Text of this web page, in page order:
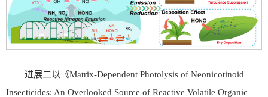
进展二以《Matrix-Dependent Photolysis of Neonicotinoid
Insecticides: An Overlooked Source of Reactive Volatile Organic